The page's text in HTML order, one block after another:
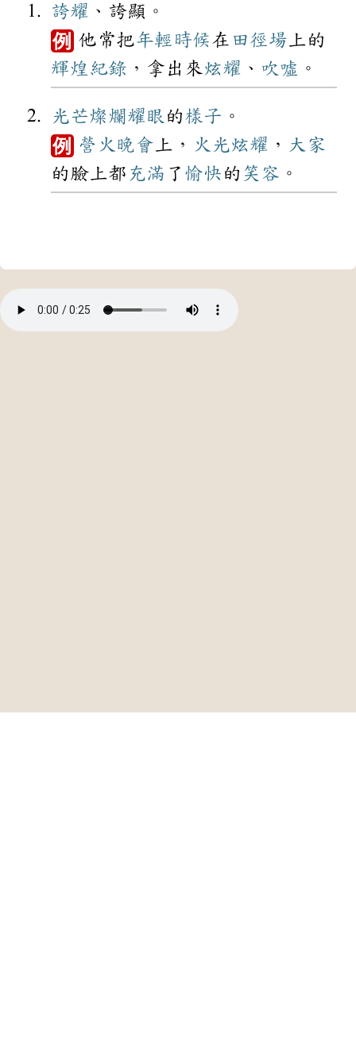
誇耀 、誇顯。
例 他常把年輕 時候在 田徑場 上的
輝煌 紀錄 ，拿出來炫耀 、 吹噓 。
光芒燦爛耀眼 的樣子 。
例 營火 晚會 上， 火光炫耀 ， 大家
的臉上都 充滿 了 愉快 的 笑容 。